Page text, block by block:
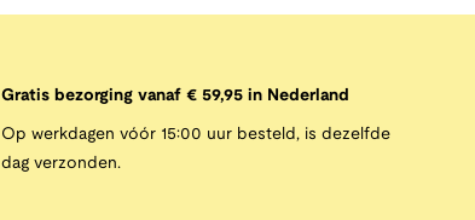
Gratis bezorging vanaf € 59,95 in Nederland
Op werkdagen vóór 15:00 uur besteld, is dezelfde
dag verzonden.